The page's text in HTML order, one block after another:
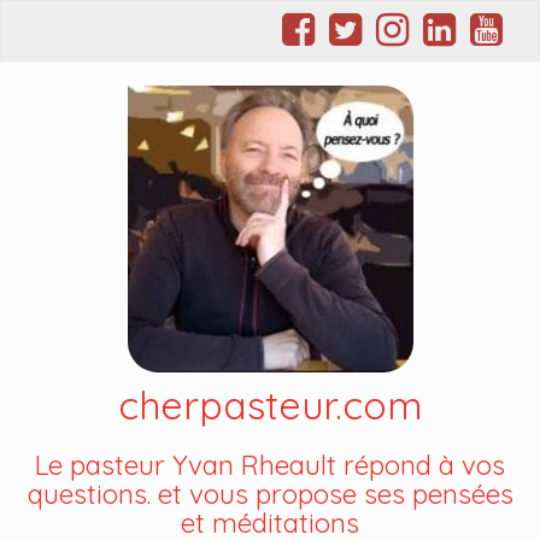
cherpasteur.com
Le pasteur Yvan Rheault répond à vos
questions. et vous propose ses pensées
et méditations